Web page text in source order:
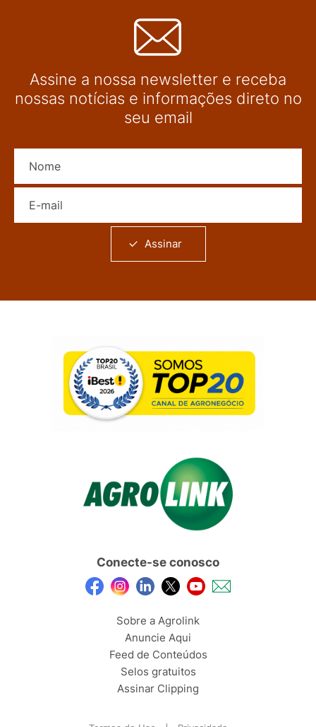
Assine a nossa newsletter e receba
nossas notícias e informações direto no
seu email
Assinar
Conecte-se conosco
Sobre a Agrolink
Anuncie Aqui
Feed de Conteúdos
Selos gratuitos
Assinar Clipping